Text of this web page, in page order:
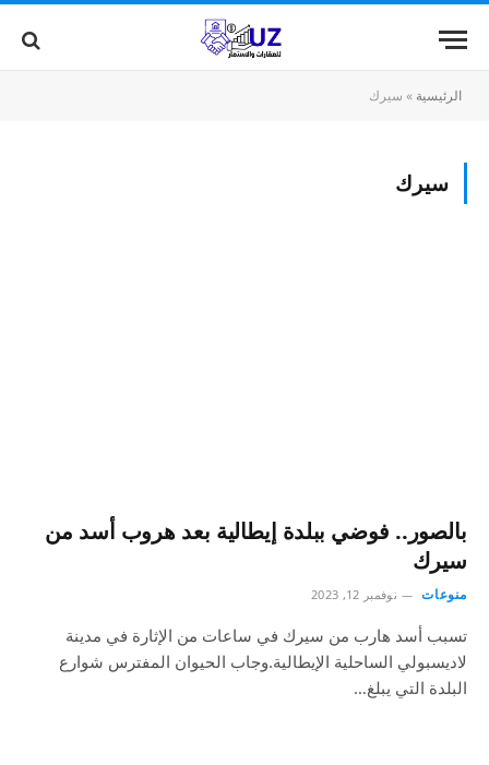
الرئيسية » سيرك
سيرك
بالصور.. فوضي ببلدة إيطالية بعد هروب أسد من
سيرك
منوعات نوفمبر 12, 2023
تسبب أسد هارب من سيرك في ساعات من الإثارة في مدينة
لاديسبولي الساحلية الإيطالية.وجاب الحيوان المفترس شوارع
البلدة التي يبلغ…